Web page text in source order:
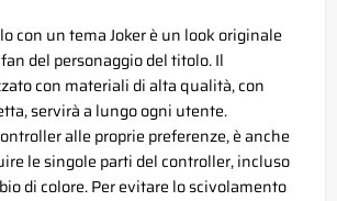
con un tema Joker è un look originale
del personaggio del titolo. Il
con materiali di alta qualità, con
servirà a lungo ogni utente.
alle proprie preferenze, è anche
le singole parti del controller, incluso
di colore. Per evitare lo scivolamento